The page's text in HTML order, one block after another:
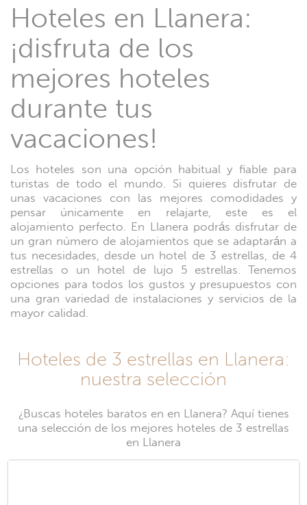
Hoteles en Llanera:
¡disfruta de los
mejores hoteles
durante tus
vacaciones!
Los hoteles son una opción habitual y fiable para
turistas de todo el mundo. Si quieres disfrutar de
unas vacaciones con las mejores comodidades y
pensar únicamente en relajarte, este es el
alojamiento perfecto. En Llanera podrás disfrutar de
un gran número de alojamientos que se adaptarán a
tus necesidades, desde un hotel de 3 estrellas, de 4
estrellas o un hotel de lujo 5 estrellas. Tenemos
opciones para todos los gustos y presupuestos con
una gran variedad de instalaciones y servicios de la
mayor calidad.
Hoteles de 3 estrellas en Llanera:
nuestra selección
¿Buscas hoteles baratos en en Llanera? Aquí tienes
una selección de los mejores hoteles de 3 estrellas
en Llanera